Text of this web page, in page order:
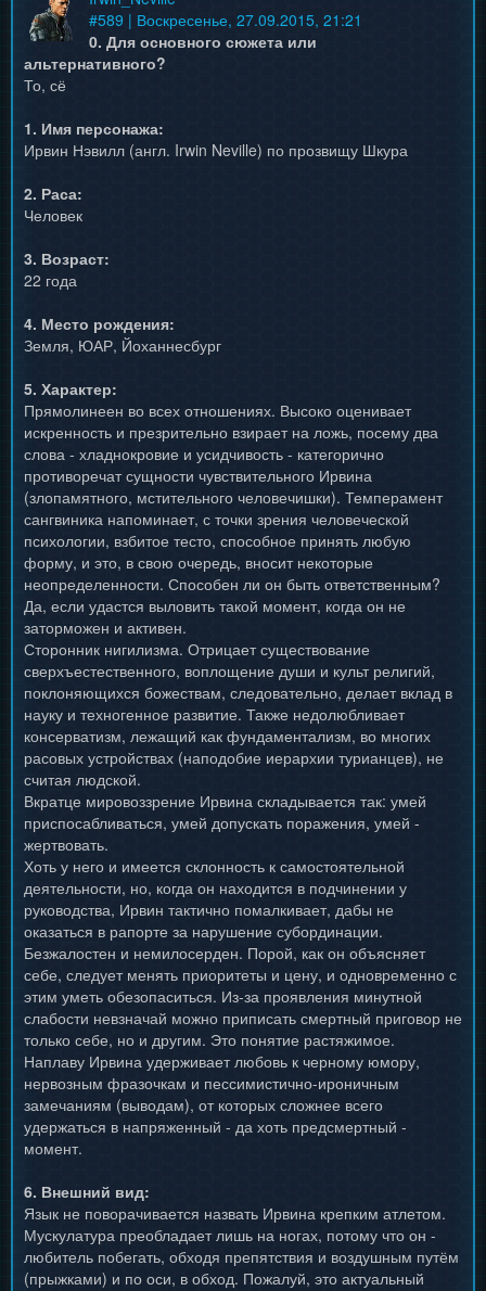
#589 | Воскресенье, 27.09.2015, 21:21
0. Для основного сюжета или
альтернативного?
То, сё
1. Имя персонажа:
Ирвин Нэвилл (англ. Irwin Neville) по прозвищу Шкура
2. Раса:
Человек
3. Возраст:
22 года
4. Место рождения:
Земля, ЮАР, Йоханнесбург
5. Характер:
Прямолинеен во всех отношениях. Высоко оценивает
искренность и презрительно взирает на ложь, посему два
слова - хладнокровие и усидчивость - категорично
противоречат сущности чувствительного Ирвина
(злопамятного, мстительного человечишки). Темперамент
сангвиника напоминает, с точки зрения человеческой
психологии, взбитое тесто, способное принять любую
форму, и это, в свою очередь, вносит некоторые
неопределенности. Способен ли он быть ответственным?
Да, если удастся выловить такой момент, когда он не
заторможен и активен.
Сторонник нигилизма. Отрицает существование
сверхъестественного, воплощение души и культ религий,
поклоняющихся божествам, следовательно, делает вклад в
науку и техногенное развитие. Также недолюбливает
консерватизм, лежащий как фундаментализм, во многих
расовых устройствах (наподобие иерархии турианцев), не
считая людской.
Вкратце мировоззрение Ирвина складывается так: умей
приспосабливаться, умей допускать поражения, умей -
жертвовать.
Хоть у него и имеется склонность к самостоятельной
деятельности, но, когда он находится в подчинении у
руководства, Ирвин тактично помалкивает, дабы не
оказаться в рапорте за нарушение субординации.
Безжалостен и немилосерден. Порой, как он объясняет
себе, следует менять приоритеты и цену, и одновременно с
этим уметь обезопаситься. Из-за проявления минутной
слабости невзначай можно приписать смертный приговор не
только себе, но и другим. Это понятие растяжимое.
Наплаву Ирвина удерживает любовь к черному юмору,
нервозным фразочкам и пессимистично-ироничным
замечаниям (выводам), от которых сложнее всего
удержаться в напряженный - да хоть предсмертный -
момент.
6. Внешний вид:
Язык не поворачивается назвать Ирвина крепким атлетом.
Мускулатура преобладает лишь на ногах, потому что он -
любитель побегать, обходя препятствия и воздушным путём
(прыжками) и по оси, в обход. Пожалуй, это актуальный